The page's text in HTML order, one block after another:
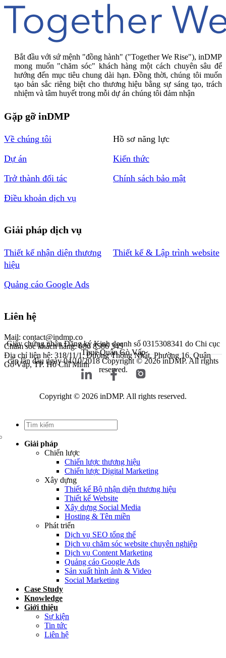
Bắt đầu với sứ mệnh "đồng hành" ("Together We Rise"), inDMP
mong muốn "chăm sóc" khách hàng một cách chuyên sâu để
hướng đến mục tiêu chung dài hạn. Đồng thời, chúng tôi muốn
tạo bản sắc riêng biệt cho thương hiệu bằng sự sáng tạo, trách
nhiệm và tâm huyết trong mỗi dự án chúng tôi đảm nhận
Gặp gỡ inDMP
Về chúng tôi
Hồ sơ năng lực
Dự án
Kiến thức
Trở thành đối tác
Chính sách bảo mật
Điều khoản dịch vụ
Giải pháp dịch vụ
Thiết kế nhận diện thương
hiệu
Thiết kế & Lập trình website
Quảng cáo Google Ads
Liên hệ
Mail: contact@indmp.co
Chăm sóc khách hàng: 086 8586 345
Địa chỉ liên hệ: 318/11/1, Đường Thống Nhất, Phường 16, Quận
Gò Vấp, TP. Hồ Chí Minh
Giấy chứng nhận Đăng ký Kinh doanh số 0315308341 do Chi cục
Thuế Quận Gò Vấp
cấp lần đầu ngày 04/10/2018Copyright © 2026 inDMP. All rights
reserved.
Copyright © 2026 inDMP. All rights reserved.
Giải pháp
Chiến lược
Chiến lược thương hiệu
Chiến lược Digital Marketing
Xây dựng
Thiết kế Bộ nhận diện thương hiệu
Thiết kế Website
Xây dựng Social Media
Hosting & Tên miền
Phát triển
Dịch vụ SEO tổng thể
Dịch vụ chăm sóc website chuyên nghiệp
Dịch vụ Content Marketing
Quảng cáo Google Ads
Sản xuất hình ảnh & Video
Social Marketing
Case Study
Knowledge
Giới thiệu
Sự kiện
Tin tức
Liên hệ